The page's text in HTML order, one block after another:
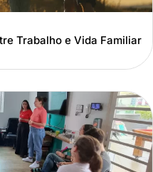
Trabalho e Vida Familiar